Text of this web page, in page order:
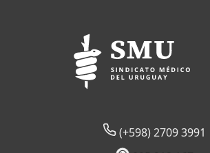
(+598) 2709 3991